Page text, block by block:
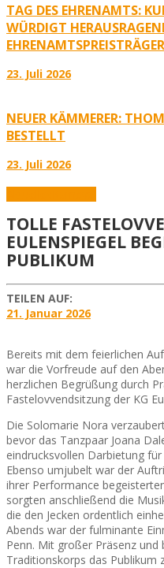
TAG DES EHRENAMTS:
WÜRDIGT
EHRENAMTSPREISTRÄGER
23. Juli 2026
NEUER KÄMMERER:
BESTELLT
23. Juli 2026
TOLLE
EULENSPIEGEL
PUBLIKUM
TEILEN AUF:
21. Januar 2026
Bereits mit dem feierlichen
war die Vorfreude auf den
herzlichen Begrüßung durch
Fastelovvendsitzung der KG
Die Solomarie Nora
bevor das Tanzpaar Joana
eindrucksvollen Darbietung
Ebenso umjubelt war der
ihrer Performance
sorgten anschließend die
die den Jecken ordentlich
Abends war der fulminante
Penn. Mit großer Präsenz und
Traditionskorps das Publikum